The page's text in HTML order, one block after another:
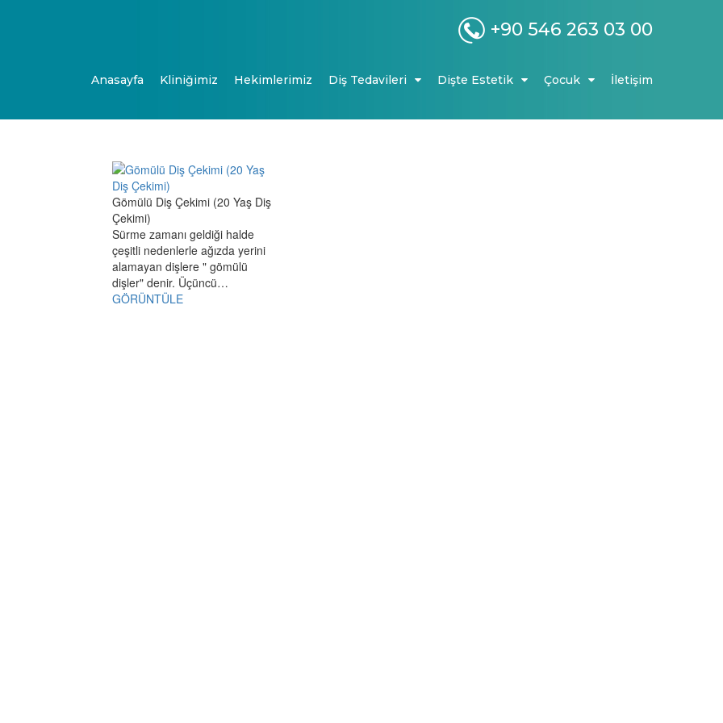
+90 546 263 03 00
Anasayfa Kliniğimiz Hekimlerimiz Diş Tedavileri Dişte Estetik Çocuk İletişim
Gömülü Diş Çekimi (20 Yaş Diş
Çekimi)
Sürme zamanı geldiği halde
çeşitli nedenlerle ağızda yerini
alamayan dişlere " gömülü
dişler" denir. Üçüncü…
GÖRÜNTÜLE